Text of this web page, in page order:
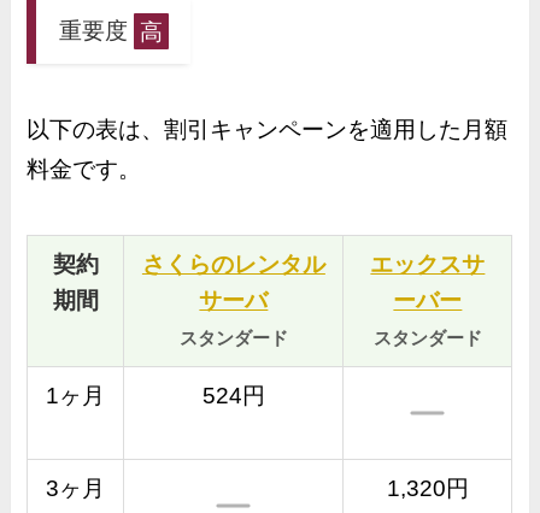
重要度 高
以下の表は、割引キャンペーンを適用した月額
料金です。
契約
期間
さくらのレンタル
サーバ
スタンダード
エックスサ
ーバー
スタンダード
1ヶ月 524円
3ヶ月 1,320円